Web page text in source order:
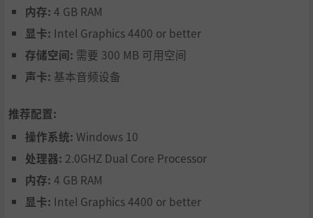
内存: 4 GB RAM
显卡: Intel Graphics 4400 or better
存储空间: 需要 300 MB 可用空间
声卡: 基本音频设备
推荐配置:
操作系统: Windows 10
处理器: 2.0GHZ Dual Core Processor
内存: 4 GB RAM
显卡: Intel Graphics 4400 or better